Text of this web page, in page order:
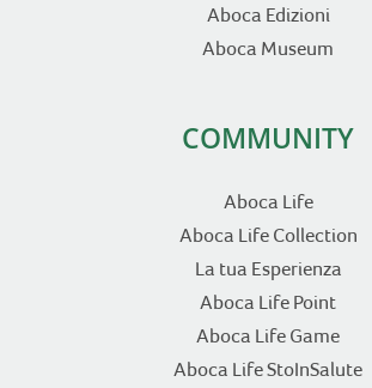
Aboca Edizioni
Aboca Museum
COMMUNITY
Aboca Life
Aboca Life Collection
La tua Esperienza
Aboca Life Point
Aboca Life Game
Aboca Life StoInSalute